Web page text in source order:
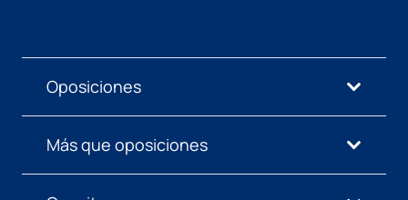
Oposiciones
Más que oposiciones